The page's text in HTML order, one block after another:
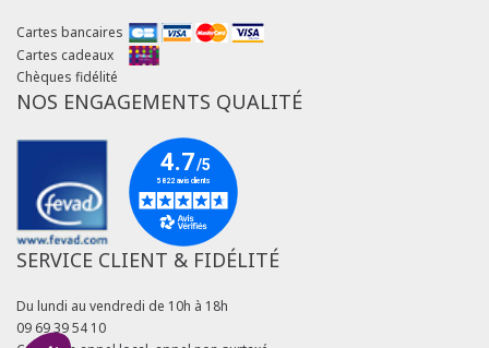
Cartes bancaires
Cartes cadeaux
Chèques fidélité
NOS ENGAGEMENTS QUALITÉ
SERVICE CLIENT & FIDÉLITÉ
Du lundi au vendredi de 10h à 18h
09 69 39 54 10